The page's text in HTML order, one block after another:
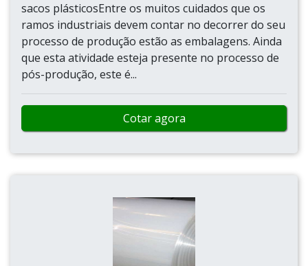
sacos plásticosEntre os muitos cuidados que os
ramos industriais devem contar no decorrer do seu
processo de produção estão as embalagens. Ainda
que esta atividade esteja presente no processo de
pós-produção, este é...
Cotar agora